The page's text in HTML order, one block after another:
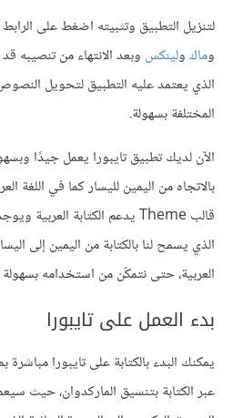
لتنزيل التطبيق وتثبيته اضغط على
وماكولينكس وبعد اﻻنتهاء من تنصيبه
الذي يعتمد عليه التطبيق لتحويل
المختلفة بسهولة.
اﻵن لديك تطبيق تايبورا يعمل جيدًا
باﻻتجاه من اليمين لليسار كما في اللغة
قالب Theme يدعم الكتابة العربية ويوجد واحد باسم
الذي يسمح لنا بالكتابة من اليمين إلى
العربية، حتى نتمكّن من استخدامه بسهولة
بدء العمل على تايبورا
يمكنك البدء بالكتابة على تايبورا
عبر الكتابة بتنسيق الماركدوان، حيث